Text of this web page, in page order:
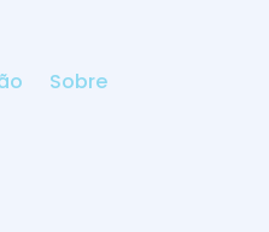
Sobre